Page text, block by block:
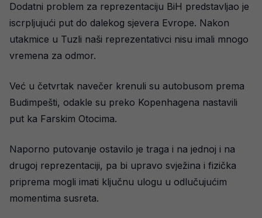
Dodatni problem za reprezentaciju BiH predstavljao je
iscrpljujući put do dalekog sjevera Evrope. Nakon
utakmice u Tuzli naši reprezentativci nisu imali mnogo
vremena za odmor.
Već u četvrtak navečer krenuli su autobusom prema
Budimpešti, odakle su preko Kopenhagena nastavili
put ka Farskim Otocima.
Naporno putovanje ostavilo je traga i na jednoj i na
drugoj reprezentaciji, pa bi upravo svježina i fizička
priprema mogli imati ključnu ulogu u odlučujućim
momentima susreta.